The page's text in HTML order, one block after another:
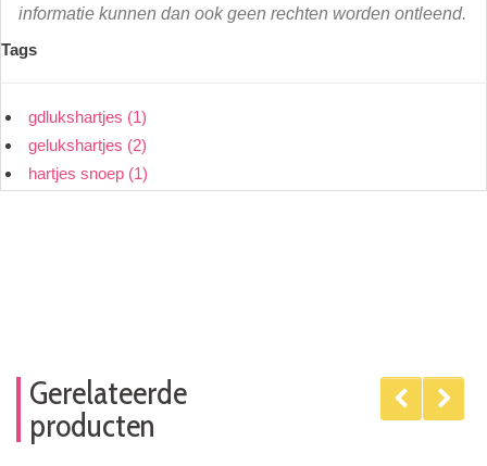
informatie kunnen dan ook geen rechten worden ontleend.
Tags
gdlukshartjes (1)
gelukshartjes (2)
hartjes snoep (1)
Gerelateerde
producten